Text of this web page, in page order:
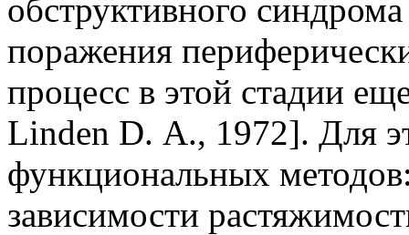
обструктивного
поражения
процесс в этой стадии
Linden D. А., 1972]. Для
функциональных
зависимости